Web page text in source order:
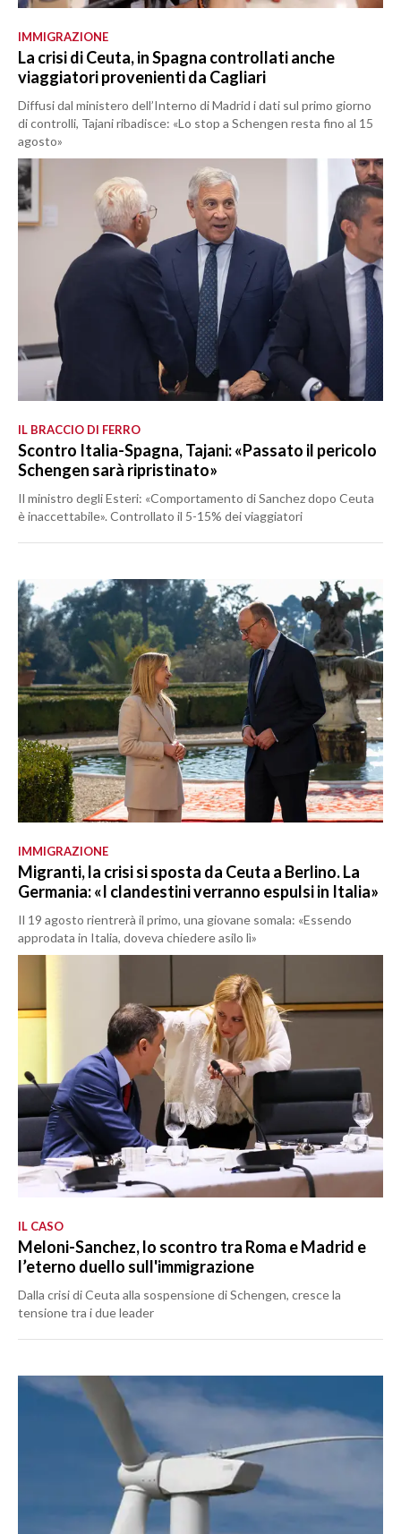
IMMIGRAZIONE
La crisi di Ceuta, in Spagna controllati anche
viaggiatori provenienti da Cagliari
Diffusi dal ministero dell’Interno di Madrid i dati sul primo giorno
di controlli, Tajani ribadisce: «Lo stop a Schengen resta fino al 15
agosto»
IL BRACCIO DI FERRO
Scontro Italia-Spagna, Tajani: «Passato il pericolo
Schengen sarà ripristinato»
Il ministro degli Esteri: «Comportamento di Sanchez dopo Ceuta
è inaccettabile». Controllato il 5-15% dei viaggiatori
IMMIGRAZIONE
Migranti, la crisi si sposta da Ceuta a Berlino. La
Germania: «I clandestini verranno espulsi in Italia»
Il 19 agosto rientrerà il primo, una giovane somala: «Essendo
approdata in Italia, doveva chiedere asilo lì»
IL CASO
Meloni-Sanchez, lo scontro tra Roma e Madrid e
l’eterno duello sull'immigrazione
Dalla crisi di Ceuta alla sospensione di Schengen, cresce la
tensione tra i due leader